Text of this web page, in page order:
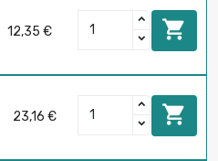
12,35 € 
23,16 € 